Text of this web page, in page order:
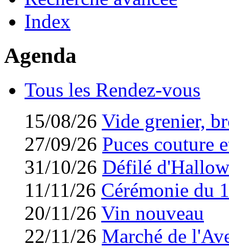
Index
Agenda
Tous les Rendez-vous
15/08/26 Vide grenier,
27/09/26 Puces couture
31/10/26 Défilé
11/11/26 Cérémonie du
20/11/26 Vin nouveau
22/11/26 Marché de